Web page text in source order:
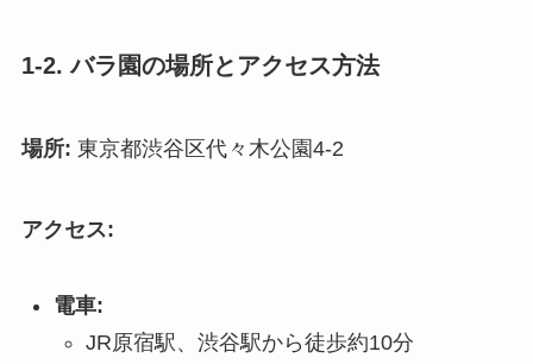
1-2. バラ園の場所とアクセス方法
場所: 東京都渋谷区代々木公園4-2
アクセス:
電車:
JR原宿駅、渋谷駅から徒歩約10分